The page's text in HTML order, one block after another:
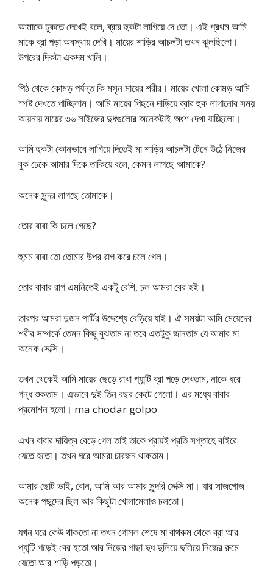
আমাকে ঢুকতে দেখেই বলে, ব্রার হুকটা লাগিয়ে দে তো। এই প্রথম আমি
মাকে ব্রা পড়া অবস্থায় দেখি। মায়ের শাড়ির আচলটা তখন ঝুলছিলো।
উপরের দিকটা একদম খালি।
পিঠ থেকে কোমড় পর্যন্ত কি মসৃন মায়ের শরীর। মায়ের খোলা কোমড় আমি
স্পষ্ট দেখতে পাচ্ছিলাম। আমি মায়ের পিছনে দাড়িয়ে ব্রার হুক লাগানোর সময়
আয়নায় মায়ের ৩৬ সাইজের দুধগুলোর অনেকটাই অংশ দেখা যাচ্ছিলো।
আমি হুকটা কোনভাবে লাগিয়ে দিতেই মা শাড়ির আচলটা টেনে উঠে নিজের
বুক ঢেকে আমার দিকে তাকিয়ে বলে, কেমন লাগছে আমাকে?
অনেক সুন্দর লাগছে তোমাকে।
তোর বাবা কি চলে গেছে?
হুমম বাবা তো তোমার উপর রাগ করে চলে গেল।
তোর বাবার রাগ এমনিতেই একটু বেশি, চল আমরা বের হই।
তারপর আমরা দুজন পার্টির উদ্দেশ্যে বেড়িয়ে যাই। ঐ সময়টা আমি মেয়েদের
শরীর সম্পর্কে তেমন কিছু বুঝতাম না তবে এতটুকু জানতাম যে আমার মা
অনেক সেক্সি।
তখন থেকেই আমি মায়ের ছেড়ে রাখা প্যান্টি ব্রা পড়ে দেখতাম, নাকে ধরে
গন্ধ শুকতাম। এভাবে দুই তিন বছর কেটে গেলো। এর মধ্যে বাবার
প্রমোশন হলো। ma chodar golpo
এখন বাবার দায়িত্ব বেড়ে গেল তাই তাকে প্রায়ই প্রতি সপ্তাহে বাইরে
যেতে হতো। তখন ঘরে আমরা চারজন থাকতাম।
আমার ছোট ভাই, বোন, আমি আর আমার সুন্দরি সেক্সি মা। যার সাজগোজ
অনেক পছন্দের ছিল আর কিছুটা খোলামেলাও চলতো।
যখন ঘরে কেউ থাকতো না তখন গোসল শেষে মা বাথরুম থেকে ব্রা আর
প্যান্টি পড়েই বের হতো আর নিজের পাছা দুধ দুলিয়ে দুলিয়ে নিজের রুমে
যেতো আর শাড়ি পড়তো।